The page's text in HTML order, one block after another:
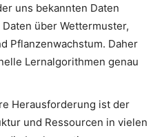
uns bekannten Daten
über Wettermuster,
Pflanzenwachstum. Daher
Lernalgorithmen genau
Herausforderung ist der
und Ressourcen in vielen